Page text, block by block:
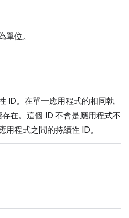
位。
ID。在單一應用程式的相同執
在。這個 ID 不會是應用程式不
用程式之間的持續性 ID。